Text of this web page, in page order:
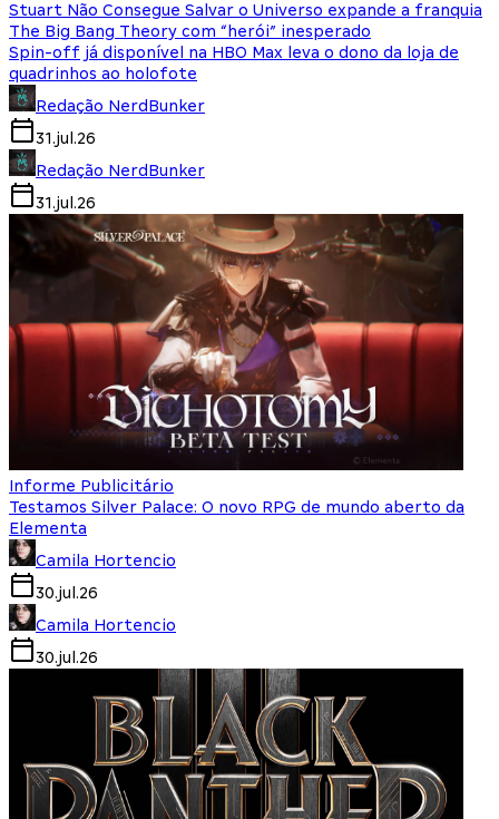
Stuart Não Consegue Salvar o Universo expande a franquia
The Big Bang Theory com “herói” inesperado
Spin-off já disponível na HBO Max leva o dono da loja de
quadrinhos ao holofote
Redação NerdBunker
31.jul.26
Redação NerdBunker
31.jul.26
Informe Publicitário
Testamos Silver Palace: O novo RPG de mundo aberto da
Elementa
Camila Hortencio
30.jul.26
Camila Hortencio
30.jul.26